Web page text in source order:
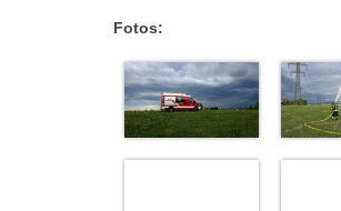
Fotos: